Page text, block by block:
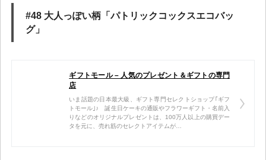
#48 大人っぽい柄「パトリックコックスエコバッ
グ」
ギフトモール – 人気のプレゼント＆ギフトの専門
店
いま話題の日本最大級、ギフト専門セレクトショップ｢ギフ
トモール｣♪ 誕生日ケーキの通販やフラワーギフト・名前入
りなどのオリジナルプレゼントは、100万人以上の購買デー
タを元に、売れ筋のセレクトアイテムが…